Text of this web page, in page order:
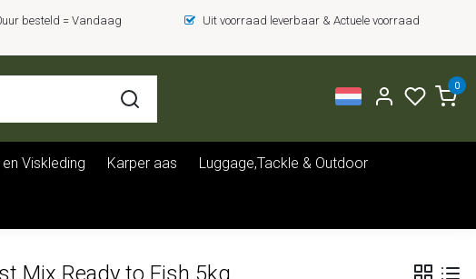
besteld = Vandaag
Uit voorraad leverbaar & Actuele voorraad
0
Viskleding Karper aas Luggage,Tackle & Outdoor
Mix Ready to Fish 5kg